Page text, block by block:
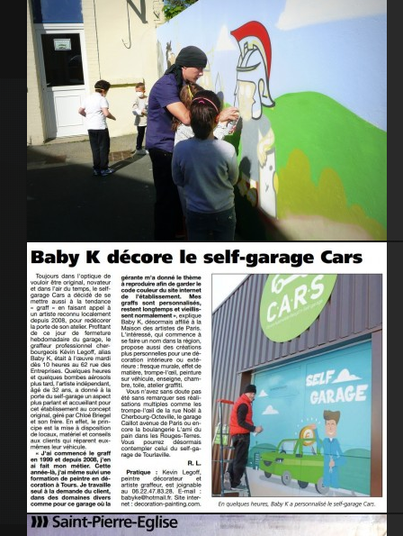
Atelier Graffiti, école primaire – Cherbourg 2014
La Presse de la Manche – Avril 2015